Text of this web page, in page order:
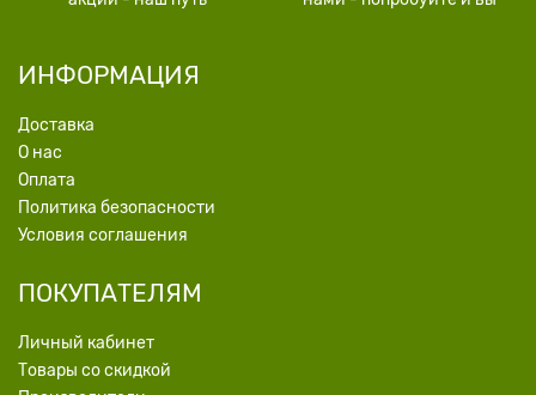
ИНФОРМАЦИЯ
Доставка
О нас
Оплата
Политика безопасности
Условия соглашения
ПОКУПАТЕЛЯМ
Личный кабинет
Товары со скидкой